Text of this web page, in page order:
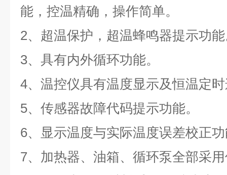
能，控温精确，操作简单。
2、超温保护，超温蜂鸣器提示功
3、具有内外循环功能。
4、温控仪具有温度显示及恒温定
5、传感器故障代码提示功能。
6、显示温度与实际温度误差校正
7、加热器、油箱、循环泵全部采